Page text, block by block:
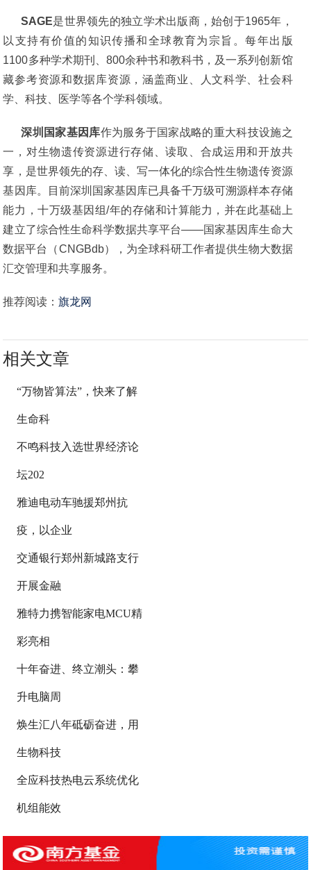
SAGE是世界领先的独立学术出版商，始创于1965年，
以支持有价值的知识传播和全球教育为宗旨。每年出版
1100多种学术期刊、800余种书和教科书，及一系列创新馆
藏参考资源和数据库资源，涵盖商业、人文科学、社会科
学、科技、医学等各个学科领域。
深圳国家基因库作为服务于国家战略的重大科技设施之
一，对生物遗传资源进行存储、读取、合成运用和开放共
享，是世界领先的存、读、写一体化的综合性生物遗传资源
基因库。目前深圳国家基因库已具备千万级可溯源样本存储
能力，十万级基因组/年的存储和计算能力，并在此基础上
建立了综合性生命科学数据共享平台——国家基因库生命大
数据平台（CNGBdb），为全球科研工作者提供生物大数据
汇交管理和共享服务。
推荐阅读：旗龙网
相关文章
“万物皆算法”，快来了解
生命科
不鸣科技入选世界经济论
坛202
雅迪电动车驰援郑州抗
疫，以企业
交通银行郑州新城路支行
开展金融
雅特力携智能家电MCU精
彩亮相
十年奋进、终立潮头：攀
升电脑周
焕生汇八年砥砺奋进，用
生物科技
全应科技热电云系统优化
机组能效